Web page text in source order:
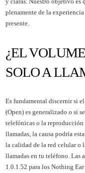
plenamente de la
presente.
¿EL
SOLO A
Es fundamental discernir si
(Open) es generalizado o si
telefónicas o la
llamadas, la causa podría
la calidad de la red celular o
llamadas en tu teléfono. Las
1.0.1.52 para los Nothing